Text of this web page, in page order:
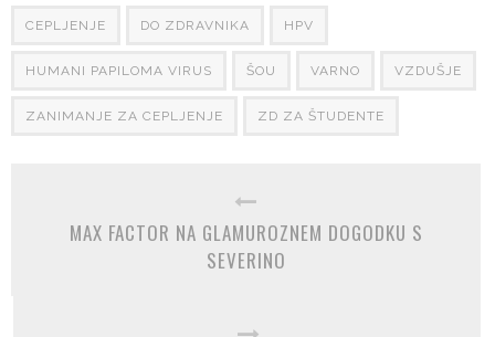
CEPLJENJE DO ZDRAVNIKA HPV
HUMANI PAPILOMA VIRUS ŠOU VARNO VZDUŠJE
ZANIMANJE ZA CEPLJENJE ZD ZA ŠTUDENTE
MAX FACTOR NA GLAMUROZNEM DOGODKU S
SEVERINO